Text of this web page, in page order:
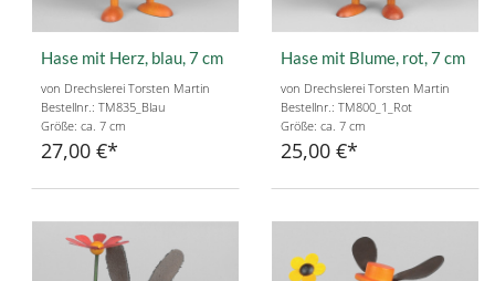
Hase mit Herz, blau, 7 cm
von Drechslerei Torsten Martin
Bestellnr.: TM835_Blau
Größe: ca. 7 cm
27,00 €
Hase mit Blume, rot, 7 cm
von Drechslerei Torsten Martin
Bestellnr.: TM800_1_Rot
Größe: ca. 7 cm
25,00 €